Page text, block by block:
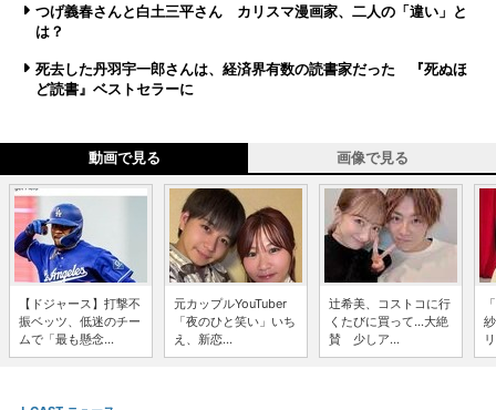
つげ義春さんと白土三平さん カリスマ漫画家、二人の「違い」と
は？
死去した丹羽宇一郎さんは、経済界有数の読書家だった 『死ぬほ
ど読書』ベストセラーに
動画で見る 画像で見る
【ドジャース】打撃不
振ベッツ、低迷のチー
ムで「最も懸念...
元カップルYouTuber
「夜のひと笑い」いち
え、新恋...
辻希美、コストコに行
くたびに買って...大絶
賛 少しア...